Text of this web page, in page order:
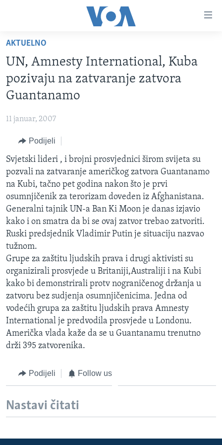
glavni
sadržaj
na
glavnu
Idi
pretragu
VIDEO
FOTOGRAFIJE DANA
SJEDINJENE AMERIČKE DRŽAVE
BOSNA I HERCEGOVINA
SVIJET
NAUKA I TEHNOLOGIJA
SPECIJALNI PROJEKTI
KORUPCIJA
SLOBODA MEDIJA
ŽENSKA STRANA
IZBJEGLIČKA STRANA
MAGAZIN
O GLASU AMERIKE
Learning English
PRATITE NAS
Jezici
AKTUELNO
UN, Amnesty International, Kuba
pozivaju na zatvaranje zatvora
Guantanamo
11 januar, 2007
Podijeli
Svjetski lideri , i brojni prosvjednici širom svijeta su
pozvali na zatvaranje američkog zatvora Guantanamo
na Kubi, tačno pet godina nakon što je prvi
osumnjičenik za terorizam doveden iz Afghanistana.
Generalni tajnik UN-a Ban Ki Moon je danas izjavio
kako i on smatra da bi se ovaj zatvor trebao zatvoriti.
Ruski predsjednik Vladimir Putin je situaciju nazvao
tužnom.
Grupe za zaštitu ljudskih prava i drugi aktivisti su
organizirali prosvjede u Britaniji,Australiji i na Kubi
kako bi demonstrirali protv nograničenog držanja u
zatvoru bez sudjenja osumnjičenicima. Jedna od
vodećih grupa za zaštitu ljudskih prava Amnesty
International je predvodila prosvjede u Londonu.
Američka vlada kaže da se u Guantanamu trenutno
drži 395 zatvorenika.
Podijeli Follow us
Nastavi čitati